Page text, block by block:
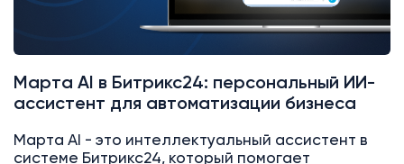
Марта AI в Битрикс24: персональный ИИ-
ассистент для автоматизации бизнеса
Марта AI - это интеллектуальный ассистент в
системе Битрикс24, который помогает